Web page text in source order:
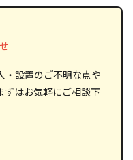
・設置のご不明な点や
ずはお気軽にご相談下